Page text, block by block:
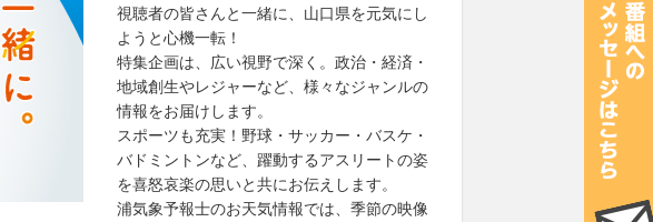
視聴者の皆さんと一緒に、山口県を元気にし
ようと心機一転！
特集企画は、広い視野で深く。政治・経済・
地域創生やレジャーなど、様々なジャンルの
情報をお届けします。
スポーツも充実！野球・サッカー・バスケ・
バドミントンなど、躍動するアスリートの姿
を喜怒哀楽の思いと共にお伝えします。
浦気象予報士のお天気情報では、季節の映像